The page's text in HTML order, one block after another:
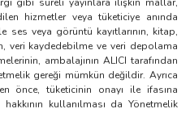
hizmetler veya tüketiciye anında
veya görüntü kayıtlarının, kitap,
veri kaydedebilme ve veri depolama
ambalajının ALICI tarafından
gereği mümkün değildir. Ayrıca
önce, tüketicinin onayı ile ifasına
kullanılması da Yönetmelik